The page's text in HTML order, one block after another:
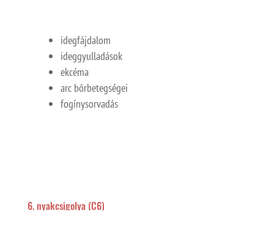
idegfájdalom
ideggyulladások
ekcéma
arc bőrbetegségei
fogínysorvadás
6. nyakcsigolya (C6)